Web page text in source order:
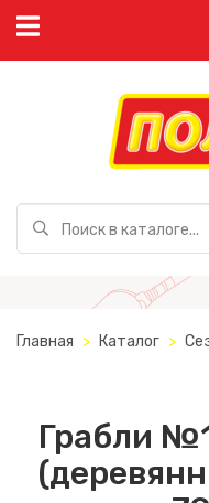
Главная Каталог
Грабли